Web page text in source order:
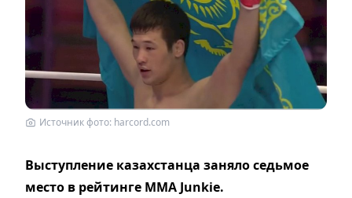
Источник фото: harcord.com
Выступление казахстанца заняло седьмое
место в рейтинге MMA Junkie.